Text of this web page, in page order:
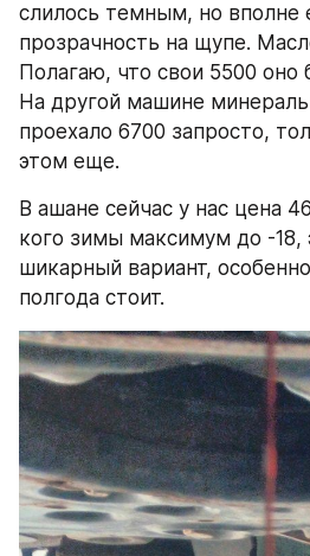
слилось темным, но
прозрачность на щупе.
Полагаю, что свои 5500 оно
На другой машине
проехало 6700 запросто,
этом еще.
В ашане сейчас у нас цена
кого зимы максимум до -18,
шикарный вариант,
полгода стоит.